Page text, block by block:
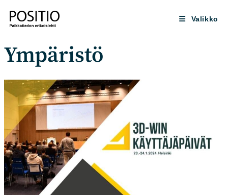
suoraan
sisältöön
Valikko
Ympäristö